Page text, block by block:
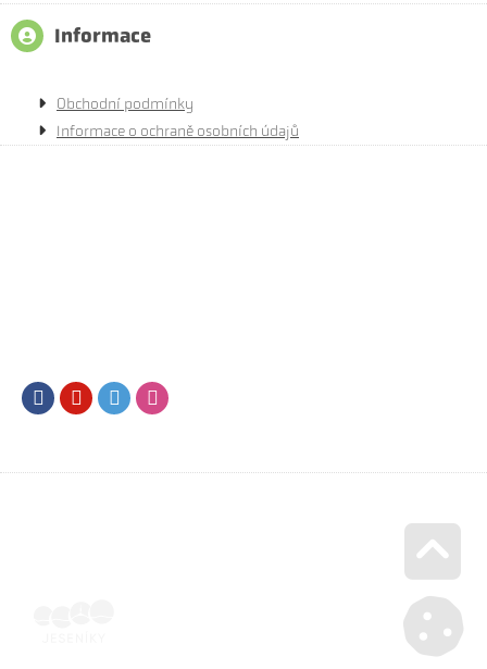
Informace
Obchodní podmínky
Informace o ochraně osobních údajů
FacebookYoutubeTwitter
Go